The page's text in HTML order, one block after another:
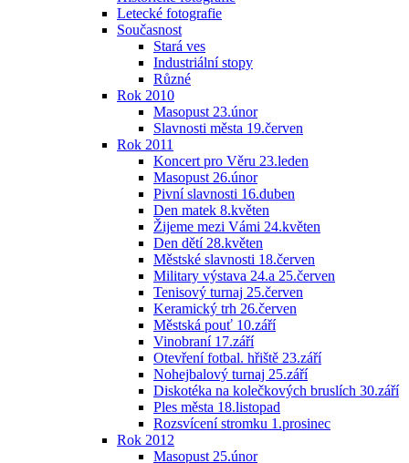
Letecké fotografie
Současnost
Stará ves
Industriální stopy
Různé
Rok 2010
Masopust 23.únor
Slavnosti města 19.červen
Rok 2011
Koncert pro Věru 23.leden
Masopust 26.únor
Pivní slavnosti 16.duben
Den matek 8.květen
Žijeme mezi Vámi 24.květen
Den dětí 28.květen
Městské slavnosti 18.červen
Military výstava 24.a 25.červen
Tenisový turnaj 25.červen
Keramický trh 26.červen
Městská pouť 10.září
Vinobraní 17.září
Otevření fotbal. hřiště 23.září
Nohejbalový turnaj 25.září
Diskotéka na kolečkových bruslích 30.září
Ples města 18.listopad
Rozsvícení stromku 1.prosinec
Rok 2012
Masopust 25.únor